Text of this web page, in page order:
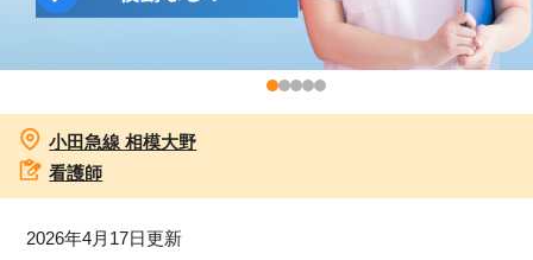
医療事務求人ドットコムとは
小田急線 相模大野
看護師
2026年4月17日更新